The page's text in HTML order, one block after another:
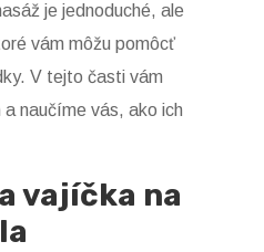
je jednoduché, ale
vám môžu pomôcť
V tejto časti vám
naučíme vás, ako ich
vajíčka na